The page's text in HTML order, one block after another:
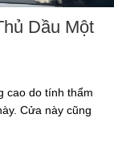
Dầu Một
cao do tính thẩm
Cửa này cũng